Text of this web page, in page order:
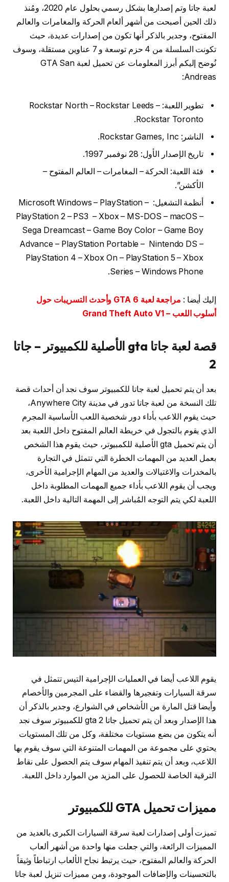
لعبة جاتا وتم إصدارها بشكل رسمي بحلول عام 2020، ومُنذ
ذلك الحين أصبحت من أشهر ألعام الحركة والمغامرات والعالم
المفتوح، وجدير بالذكر أنها تكون من إصدارات عديدة، حيث
تكونت السلسلة من 4 حزم توسعة و 7 عناوين مستقلة، وسوف
نُوضح إليكم أبرز المعلومات عن تحميل لعبة GTA San
Andreas:
تطوير اللعبة: Rockstar North – Rockstar Leeds –
Rockstar Toronto.
الناشر: Rockstar Games, Inc.
تاريخ الإصدار الأول: 28 نوفمبر 1997.
فئة اللعبة: الحركة – المغامرات – العالم المفتوح –
الأكشن”.
أنظمة التشغيل: Microsoft Windows – PlayStation –
PlayStation 2 – PS3 – Xbox – MS-DOS – macOS –
Sega Dreamcast – Game Boy Color – Game Boy
Advance – PlayStation Portable – Nintendo DS –
PlayStation 4 – Xbox On – PlayStation 5 – Xbox
Series – Windows Phone.
إليك أيضا :
مراجعة لعبة GTA 6 وأحدث التسريبات حول
أسلوب اللعب – Grand Theft Auto V1
قصة لعبة جاتا gta الأصلية للكمبيوتر – جاتا
2
بعد أن يتم تحميل لعبة جاتا للكمبيوتر سوف نجد أن أحداث قصة
تلك النسخة من لعبة جاتا تدور في مدينة Anywhere City،
حيث يقوم اللاعب بأداء دور شخصية اللعب الأساسية المجرم
الذي يقوم بالتجول في خريطة العالم المفتوح داخل اللعبة بعد
أن يتم تحميل gta الأصلية للكمبيوتر، حيث يقوم هذا الشخص
بعمل العديد من المهمات الخطرة التي تتمثل في التجارة
بالمخدرات والاغتيالات والعديد من المهام الإجرامية الأخرى،
ويجب أن يقوم اللاعب بأداء جميع المهمات المطلوبة داخل
اللعبة لكي يتم التوجه المُباشر إلى المهمة التالية داخل اللعبة.
يقوم اللاعب أيضا في العمليات الإجرامية التيس تتمثل في
سرقة السيارات وتفجيرها والقضاء على المجرمين والأخصام
وأيضا قتل المارة من الأشخاص في الشوارع، وجدير بالذكر أن
هذا الإصدار وبعد أن يتم تحميل جاتا 2 gta للكمبيوتر سوف نجد
أنه يتكون من بضع مستويات مختلفة، وكل من تلك المستويات
يحتوي على مجموعة من المهمات المتنوعة التي سوف يقوم بها
اللاعب، وبعد أن يتم تنفيذ المهام سوف يتم الحصول على نقاط
الترقية الخاصة للحصول على المزيد من الموارد داخل اللعبة.
مميزات تحميل GTA للكمبيوتر
تميزت أولى إصدارات لعبة سرقة السيارات الكبرى بالعديد من
المميزات الرائعة، والتي جعلت منها واحدة من أشهر ألعاب
الحركة والعالم المفتوح، حيث يرتبط نجاح الألعاب ارتباطاً وثيقاً
بالتحسينات والإضافات الموجودة، ومن مميزات تنزيل لعبة جاتا